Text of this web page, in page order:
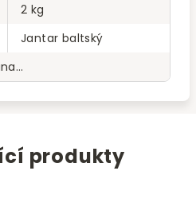
2 kg
Jantar baltský
produkty